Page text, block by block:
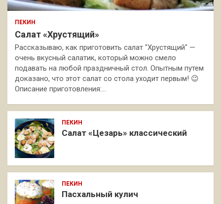
ПЕКИН
Салат «Хрустящий»
Рассказываю, как приготовить салат "Хрустящий" —
очень вкусный салатик, который можно смело
подавать на любой праздничный стол. Опытным путем
доказано, что этот салат со стола уходит первым! 😉
Описание приготовления:…
ПЕКИН
Салат «Цезарь» классический
ПЕКИН
Пасхальный кулич